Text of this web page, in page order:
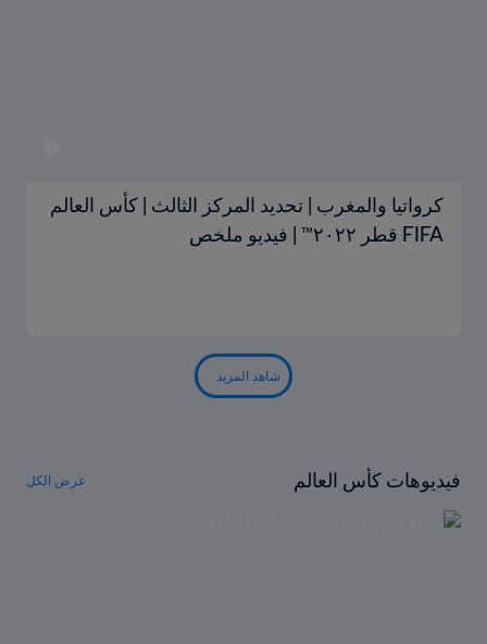
كرواتيا والمغرب | تحديد المركز الثالث | كأس العالم
FIFA قطر ٢٠٢٢™ | فيديو ملخص
شاهد المزيد
فيديوهات كأس العالم عرض الكل